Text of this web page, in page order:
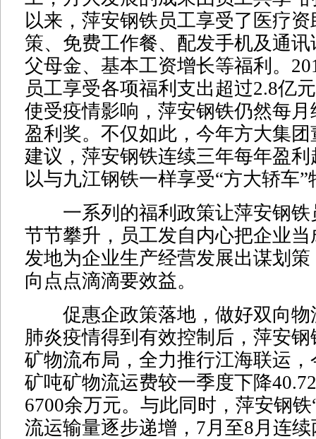
以来，萍安钢铁员工享受了医疗
策、免费工作餐、配发手机及通
父母金、基本工资增长等福利。
员工享受各项福利支出超过2.8亿
使受疫情影响，萍安钢铁仍然每
盈利奖。不仅如此，今年方大集
建议，萍安钢铁连续三年每年盈
以与九江钢铁一样享受“方大轿车
一系列的福利政策让萍安钢铁
节节攀升，员工发自内心把企业
发地为企业生产经营发展出谋划
向点点滴滴要效益。
促惠企政策落地，做好双向物
肺炎疫情得到有效控制后，萍安
矿物流布局，全力推行江海联运
矿吨矿物流运费较一季度下降
6700余万元。与此同时，萍安钢
流运输量逐步递增，7月至8月连